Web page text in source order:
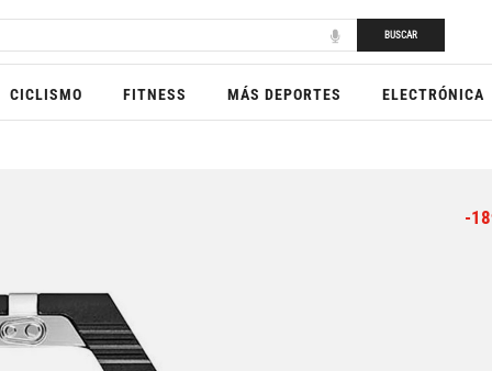
BUSCAR
CICLISMO FITNESS MÁS DEPORTES ELECTRÓNICA
-18